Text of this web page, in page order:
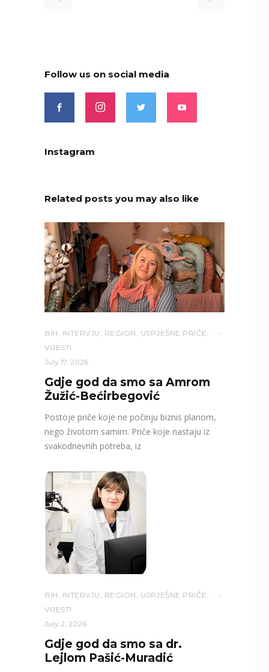
Follow us on social media
Instagram
Related posts you may also like
BIH INTERVJU REGION USPJEŠNE PRIČE
VIJESTI
July 17, 2026
Gdje god da smo sa Amrom
Žužić-Bećirbegović
Postoje priče koje ne počinju biznis planom,
nego životom samim. Priče koje nastaju iz
svakodnevnih potreba, iz
BIH INTERVJU REGION USPJEŠNE PRIČE
VIJESTI
July 2, 2026
Gdje god da smo sa dr.
Lejlom Pašić-Muradić